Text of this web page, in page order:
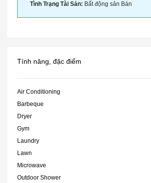
Tình Trạng Tài Sản: Bất động sản Bán
Tính năng, đặc điểm
Air Conditioning
Barbeque
Dryer
Gym
Laundry
Lawn
Microwave
Outdoor Shower